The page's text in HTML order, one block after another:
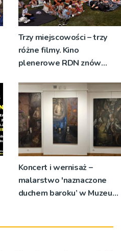
Trzy miejscowości – trzy
różne filmy. Kino
plenerowe RDN znów
Koncert i wernisaż –
malarstwo 'naznaczone
duchem baroku’ w Muzeum